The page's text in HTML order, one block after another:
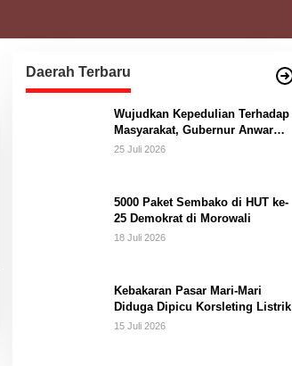
Daerah Terbaru
Wujudkan Kepedulian Terhadap
Masyarakat, Gubernur Anwar
Hafid Bangun Jembatan
25 Juli 2026
5000 Paket Sembako di HUT ke-
25 Demokrat di Morowali
18 Juli 2026
Kebakaran Pasar Mari-Mari
Diduga Dipicu Korsleting Listrik
15 Juli 2026